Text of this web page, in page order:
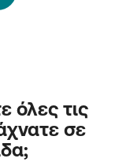
όλες τις
σε